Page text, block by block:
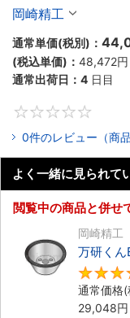
岡崎精工
通常単価(税別)：
(税込単価)： 48,472円
通常出荷日： 4 日目
0件のレビュー（商
よく一緒に見られて
閲覧中の商品と併せ
岡崎精工
万研くん
通常価格(
29,048円